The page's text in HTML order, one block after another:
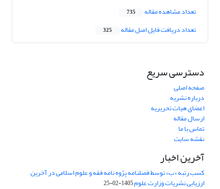
تعداد مشاهده مقاله 735
تعداد دریافت فایل اصل مقاله 325
دسترسی سریع
صفحه اصلی
درباره نشریه
اعضای هیات تحریریه
ارسال مقاله
تماس با ما
نقشه سایت
آخرین اخبار
کسب رتبه «ب» توسط فصلنامه پژوه نامه فقه و علوم اسلامی در آخرین
ارزیابی نشریات وزارت علوم1405-02-25